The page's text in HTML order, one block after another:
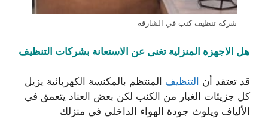
شركة تنظيف كنب في الشارقة
هل الاجهزة المنزلية تغنى عن الاستعانة بشركات التنظيف
قد تعتقد أن التنظيف المنتظم بالمكنسة الكهربائية يزيل
كل جزيئات الغبار من الكنب لكن بعض العناد يتعمق في
الألياف ويلوث جودة الهواء الداخلي في منزلك